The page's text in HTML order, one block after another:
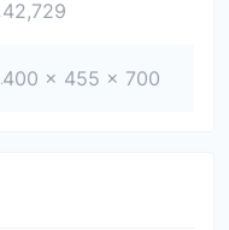
42,729
400 x 455 x 700